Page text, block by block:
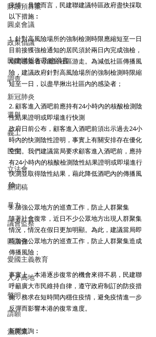
財政預算案
圓桌會議
政策倡議
民建聯報告及建議書
調查
新冠肺炎
選舉
義工
民生
立法會
新聞稿
暴力
議會監察
區議會
愛國主義教育
人才高地
聲明
請願
漁農業
疫情。具體而言，民建聯建議特區政府盡快採取
以下措施︰
1. 針對高風險場所的強制檢測時限應縮短至一日
目前接獲強檢通知的居民須於兩日內完成強檢，
期間感染者可能於社區游走。為減低社區傳播風
險，建議政府針對高風險場所的強制檢測時限縮
短至一日，以盡早揪出社區內的感染者；
2. 顧客進入酒吧前應持有24小時內的核酸檢測陰
性結果證明或即場進行快測
政府日前公布，顧客進入酒吧前須出示過去24小
時內的快測陰性證明，事實上有關安排存在優化
空間。我們建議當局要求顧客進入酒吧前，應持
有24小時內的核酸檢測陰性結果證明或即場進行
快測並取得陰性結果，藉此降低酒吧內的傳播風
險；
3. 加強公眾地方的巡查工作，防止人群聚集
隨著社會復常，近日不少公眾地方出現人群聚集
情況，情況在假日更加明顯。為此，建議當局即
時加強公眾地方的巡查工作，防止人群聚集造成
傳播風險；
事實上，本港逐步復常的機會來得不易，民建聯
呼籲廣大市民維持自律，遵守政府制訂的防疫措
施，務求在短時間內穩住疫情，避免疫情進一步
反彈而影響本港的復常進度。
新聞查詢︰